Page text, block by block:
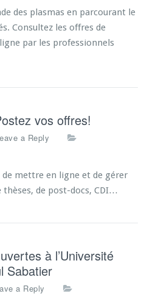
des plasmas en parcourant le
Consultez les offres de
par les professionnels
vos offres!
a Reply
de mettre en ligne et de gérer
thèses, de post-docs, CDI…
à l’Université
Sabatier
a Reply